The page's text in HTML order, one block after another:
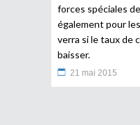
forces spéciales
également pour
verra si le taux de
baisser.
21 mai 2015